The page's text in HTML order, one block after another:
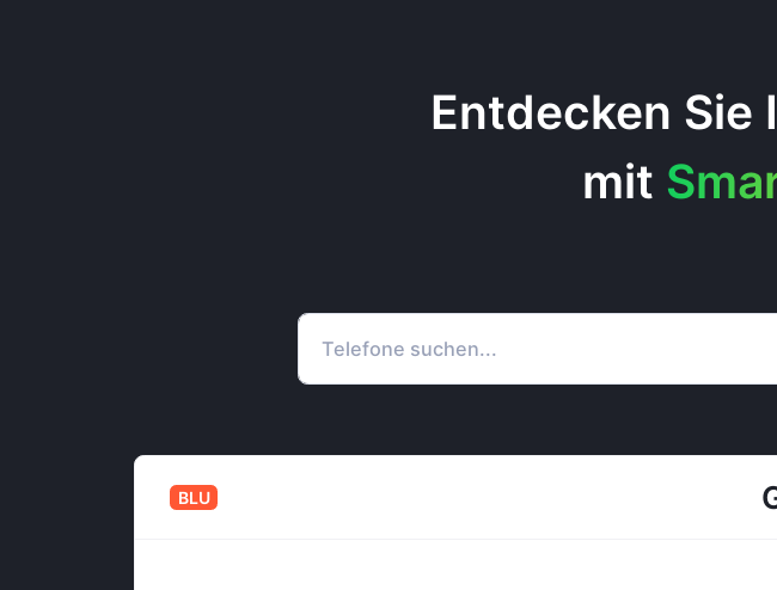
Entdecken Sie
mit
BLU